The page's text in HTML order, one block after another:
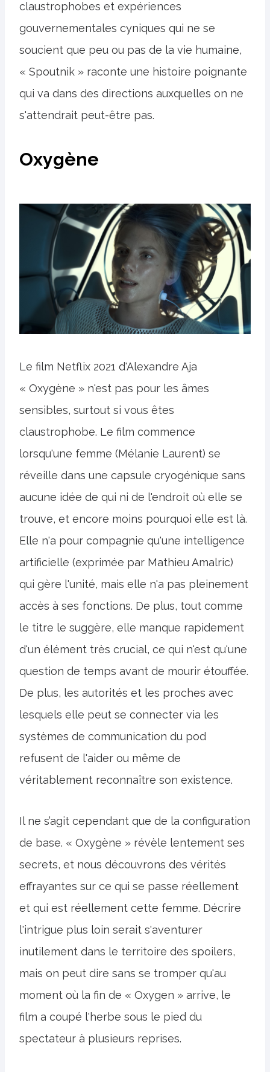
claustrophobes et expériences
gouvernementales cyniques qui ne se
soucient que peu ou pas de la vie humaine,
« Spoutnik » raconte une histoire poignante
qui va dans des directions auxquelles on ne
s'attendrait peut-être pas.
Oxygène
Le film Netflix 2021 d'Alexandre Aja
« Oxygène » n'est pas pour les âmes
sensibles, surtout si vous êtes
claustrophobe. Le film commence
lorsqu'une femme (Mélanie Laurent) se
réveille dans une capsule cryogénique sans
aucune idée de qui ni de l'endroit où elle se
trouve, et encore moins pourquoi elle est là.
Elle n'a pour compagnie qu'une intelligence
artificielle (exprimée par Mathieu Amalric)
qui gère l'unité, mais elle n'a pas pleinement
accès à ses fonctions. De plus, tout comme
le titre le suggère, elle manque rapidement
d'un élément très crucial, ce qui n'est qu'une
question de temps avant de mourir étouffée.
De plus, les autorités et les proches avec
lesquels elle peut se connecter via les
systèmes de communication du pod
refusent de l'aider ou même de
véritablement reconnaître son existence.
Il ne s’agit cependant que de la configuration
de base. « Oxygène » révèle lentement ses
secrets, et nous découvrons des vérités
effrayantes sur ce qui se passe réellement
et qui est réellement cette femme. Décrire
l'intrigue plus loin serait s'aventurer
inutilement dans le territoire des spoilers,
mais on peut dire sans se tromper qu'au
moment où la fin de « Oxygen » arrive, le
film a coupé l'herbe sous le pied du
spectateur à plusieurs reprises.